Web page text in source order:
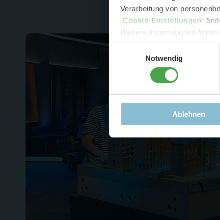
Verarbeitung von
„Cookie-Einstellungen“
Weitere Informationen
Einwilligungsauswahl
Notwendig
Ablehnen
-
-